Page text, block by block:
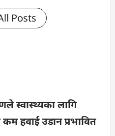
Posts
स्वास्थ्यका लागि
हवाई उडान प्रभावित